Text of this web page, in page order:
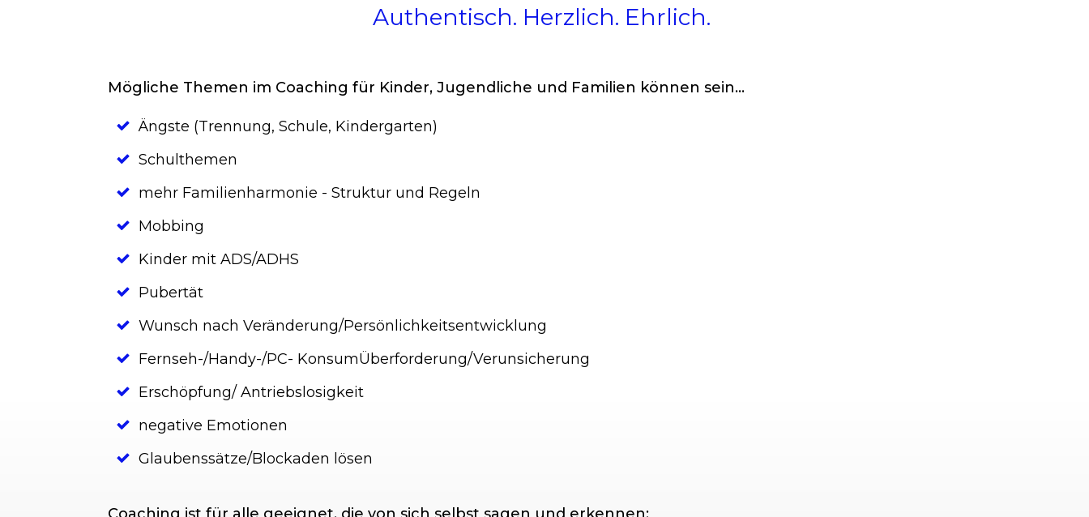
Authentisch. Herzlich. Ehrlich.
Mögliche Themen im Coaching für Kinder, Jugendliche und Familien können sein...
Ängste (Trennung, Schule, Kindergarten)
Schulthemen
mehr Familienharmonie - Struktur und Regeln
Mobbing
Kinder mit ADS/ADHS
Pubertät
Wunsch nach Veränderung/Persönlichkeitsentwicklung
Fernseh-/Handy-/PC- KonsumÜberforderung/Verunsicherung
Erschöpfung/ Antriebslosigkeit
negative Emotionen
Glaubenssätze/Blockaden lösen